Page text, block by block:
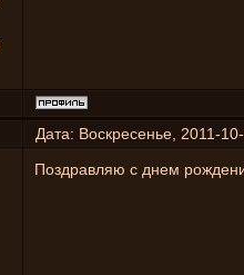
Дата: Воскресенье, 2011-
Поздравляю с днем